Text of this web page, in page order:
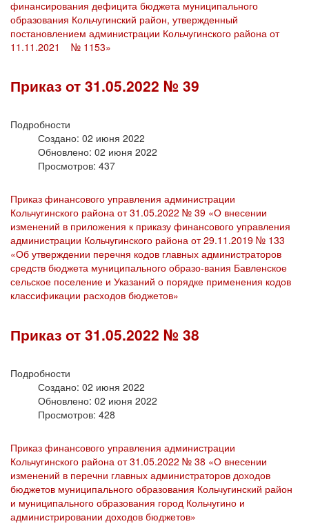
финансирования дефицита бюджета муниципального
образования Кольчугинский район, утвержденный
постановлением администрации Кольчугинского района от
11.11.2021 № 1153»
Приказ от 31.05.2022 № 39
Подробности
Создано: 02 июня 2022
Обновлено: 02 июня 2022
Просмотров: 437
Приказ финансового управления администрации
Кольчугинского района от 31.05.2022 № 39 «О внесении
изменений в приложения к приказу финансового управления
администрации Кольчугинского района от 29.11.2019 № 133
«Об утверждении перечня кодов главных администраторов
средств бюджета муниципального образо-вания Бавленское
сельское поселение и Указаний о порядке применения кодов
классификации расходов бюджетов»
Приказ от 31.05.2022 № 38
Подробности
Создано: 02 июня 2022
Обновлено: 02 июня 2022
Просмотров: 428
Приказ финансового управления администрации
Кольчугинского района от 31.05.2022 № 38 «О внесении
изменений в перечни главных администраторов доходов
бюджетов муниципального образования Кольчугинский район
и муниципального образования город Кольчугино и
администрировании доходов бюджетов»